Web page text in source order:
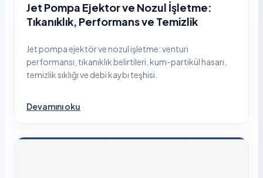
Jet Pompa Ejektor ve Nozul İşletme:
Tıkanıklık, Performans ve Temizlik
Jet pompa ejektör ve nozul işletme: venturi
performansı, tıkanıklık belirtileri, kum-partikül hasarı,
temizlik sıklığı ve debi kaybı teşhisi.
Devamını oku